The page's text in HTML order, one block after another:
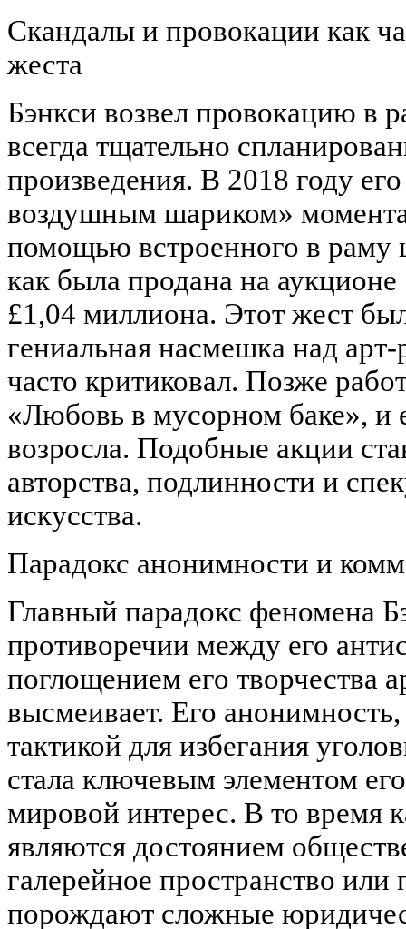
Скандалы и провокации как
жеста
Бэнкси возвел провокацию в
всегда тщательно
произведения. В 2018 году
воздушным шариком»
помощью встроенного в раму
как была продана на
£1,04 миллиона. Этот жест
гениальная насмешка над
часто критиковал. Позже
«Любовь в мусорном баке», и
возросла. Подобные акции
авторства, подлинности и
искусства.
Парадокс анонимности и
Главный парадокс феномена
противоречии между его
поглощением его творчества
высмеивает. Его
тактикой для избегания
стала ключевым элементом
мировой интерес. В то время
являются достоянием
галерейное пространство
порождают сложные